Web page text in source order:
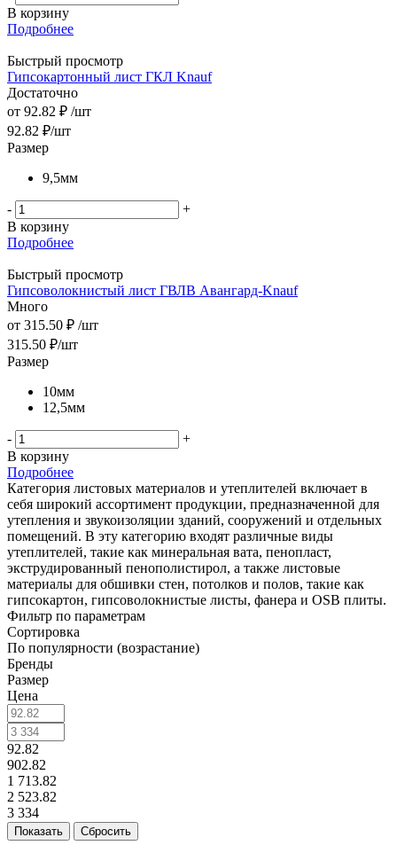
В корзину
Подробнее
Быстрый просмотр
Гипсокартонный лист ГКЛ Knauf
Достаточно
от 92.82 ₽ /шт
92.82 ₽/шт
Размер
9,5мм
-
+
В корзину
Подробнее
Быстрый просмотр
Гипсоволокнистый лист ГВЛВ Авангард-Knauf
Много
от 315.50 ₽ /шт
315.50 ₽/шт
Размер
10мм
12,5мм
-
+
В корзину
Подробнее
Категория листовых материалов и утеплителей включает в
себя широкий ассортимент продукции, предназначенной для
утепления и звукоизоляции зданий, сооружений и отдельных
помещений. В эту категорию входят различные виды
утеплителей, такие как минеральная вата, пенопласт,
экструдированный пенополистирол, а также листовые
материалы для обшивки стен, потолков и полов, такие как
гипсокартон, гипсоволокнистые листы, фанера и OSB плиты.
Фильтр по параметрам
Сортировка
По популярности (возрастание)
Бренды
Размер
Цена
92.82
902.82
1 713.82
2 523.82
3 334
Сбросить